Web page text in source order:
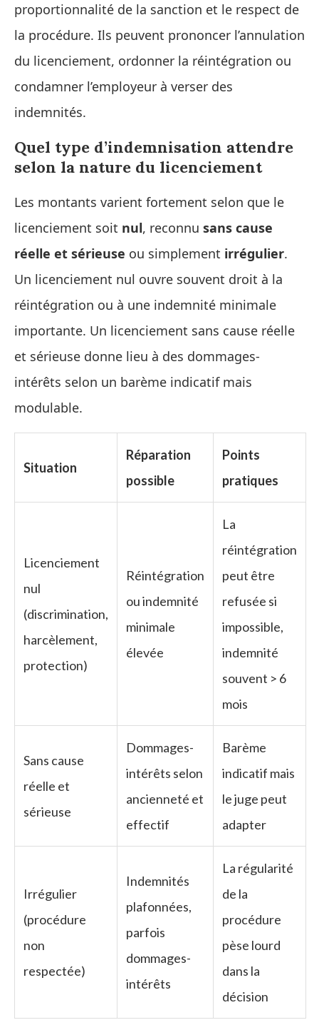
proportionnalité de la sanction et le respect de
la procédure. Ils peuvent prononcer l’annulation
du licenciement, ordonner la réintégration ou
condamner l’employeur à verser des
indemnités.
Quel type d’indemnisation attendre
selon la nature du licenciement
Les montants varient fortement selon que le
licenciement soit nul, reconnu sans cause
réelle et sérieuse ou simplement irrégulier.
Un licenciement nul ouvre souvent droit à la
réintégration ou à une indemnité minimale
importante. Un licenciement sans cause réelle
et sérieuse donne lieu à des dommages-
intérêts selon un barème indicatif mais
modulable.
Situation
Réparation
possible
Points
pratiques
Licenciement
nul
(discrimination,
harcèlement,
protection)
Réintégration
ou indemnité
minimale
élevée
La
réintégration
peut être
refusée si
impossible,
indemnité
souvent > 6
mois
Sans cause
réelle et
sérieuse
Dommages-
intérêts selon
ancienneté et
effectif
Barème
indicatif mais
le juge peut
adapter
Irrégulier
(procédure
non
respectée)
Indemnités
plafonnées,
parfois
dommages-
intérêts
La régularité
de la
procédure
pèse lourd
dans la
décision